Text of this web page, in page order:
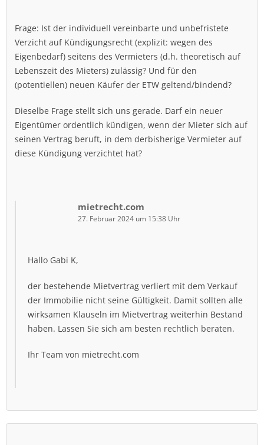
Frage: Ist der individuell vereinbarte und unbefristete
Verzicht auf Kündigungsrecht (explizit: wegen des
Eigenbedarf) seitens des Vermieters (d.h. theoretisch auf
Lebenszeit des Mieters) zulässig? Und für den
(potentiellen) neuen Käufer der ETW geltend/bindend?
Dieselbe Frage stellt sich uns gerade. Darf ein neuer
Eigentümer ordentlich kündigen, wenn der Mieter sich auf
seinen Vertrag beruft, in dem derbisherige Vermieter auf
diese Kündigung verzichtet hat?
mietrecht.com
27. Februar 2024 um 15:38 Uhr
Hallo Gabi K,
der bestehende Mietvertrag verliert mit dem Verkauf
der Immobilie nicht seine Gültigkeit. Damit sollten alle
wirksamen Klauseln im Mietvertrag weiterhin Bestand
haben. Lassen Sie sich am besten rechtlich beraten.
Ihr Team von mietrecht.com